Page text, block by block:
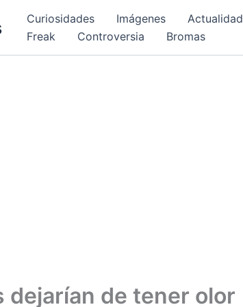
Curiosidades Imágenes Actualidad
Freak
Controversia Bromas
dejarían de tener olor